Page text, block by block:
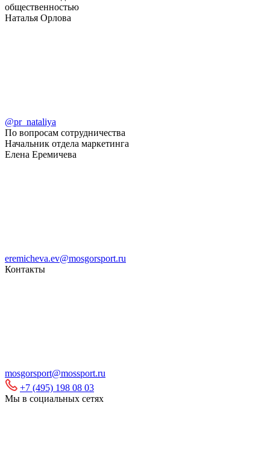
общественностью
Наталья Орлова
@pr_nataliya
По вопросам сотрудничества
Начальник отдела маркетинга
Елена Еремичева
eremicheva.ev@mosgorsport.ru
Контакты
mosgorsport@mossport.ru
+7 (495) 198 08 03
Мы в социальных сетях